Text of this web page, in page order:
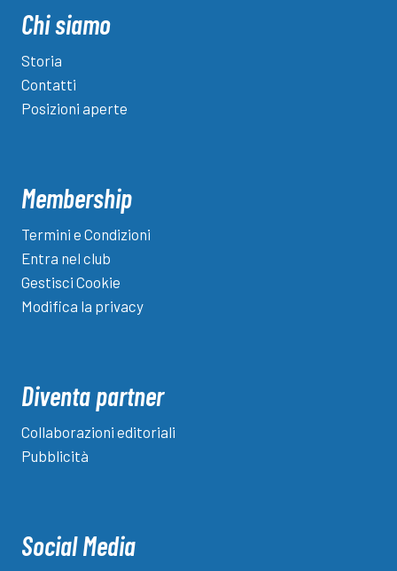
Chi siamo
Storia
Contatti
Posizioni aperte
Membership
Termini e Condizioni
Entra nel club
Gestisci Cookie
Modifica la privacy
Diventa partner
Collaborazioni editoriali
Pubblicità
Social Media